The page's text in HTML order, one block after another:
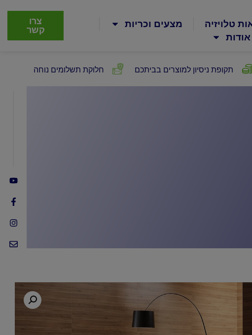
טלויזיה
מצעים וכריות
אודות
צרו
קשר
תקופת ניסיון למוצרים בביתכם חלוקת תשלומים נוחה